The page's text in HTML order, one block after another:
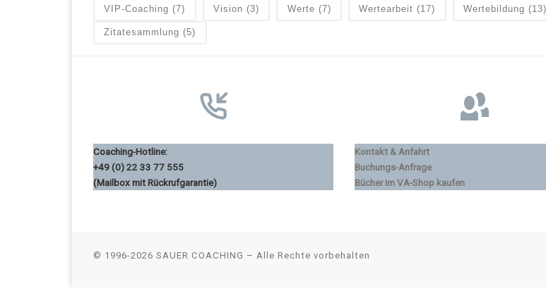
VIP-Coaching (7) Vision (3) Werte (7) Wertearbeit (17) Wertebildung (13)
Zitatesammlung (5)
Coaching-Hotline:
+49 (0) 22 33 77 555
(Mailbox mit Rückrufgarantie)
Kontakt & Anfahrt
Buchungs-Anfrage
Bücher im VA-Shop kaufen
© 1996-2026 SAUER COACHING – Alle Rechte vorbehalten